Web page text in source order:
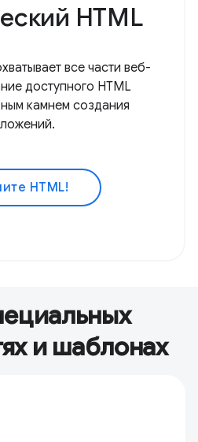
HTML
все части веб-
доступного HTML
камнем создания
HTML!
и шаблонах